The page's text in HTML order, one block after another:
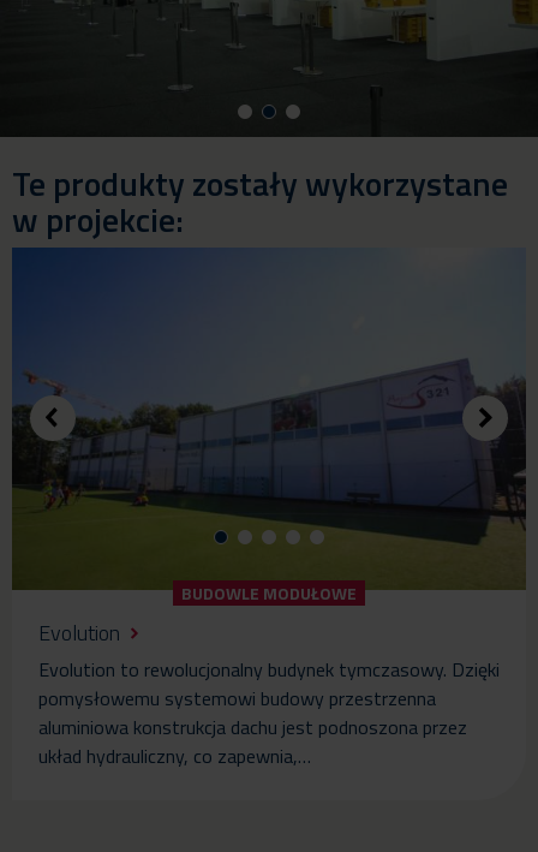
Te produkty zostały wykorzystane
w projekcie:
BUDOWLE MODUŁOWE
Evolution
Evolution to rewolucjonalny budynek tymczasowy. Dzięki
pomysłowemu systemowi budowy przestrzenna
aluminiowa konstrukcja dachu jest podnoszona przez
układ hydrauliczny, co zapewnia,…